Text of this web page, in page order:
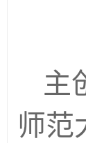
主
师范